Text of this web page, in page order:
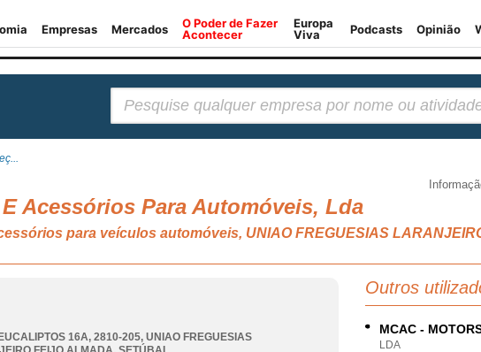
Acessórios Para Automóveis, Lda
para veículos automóveis, UNIAO FREGUESIAS
16A, 2810-205, UNIAO FREGUESIAS
Outros
MCAC -
LDA